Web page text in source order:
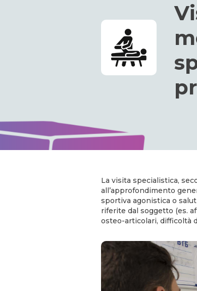
La visita specialistica,
all’approfondimento
sportiva agonistica o
riferite dal soggetto (es.
osteo-articolari, difficoltà